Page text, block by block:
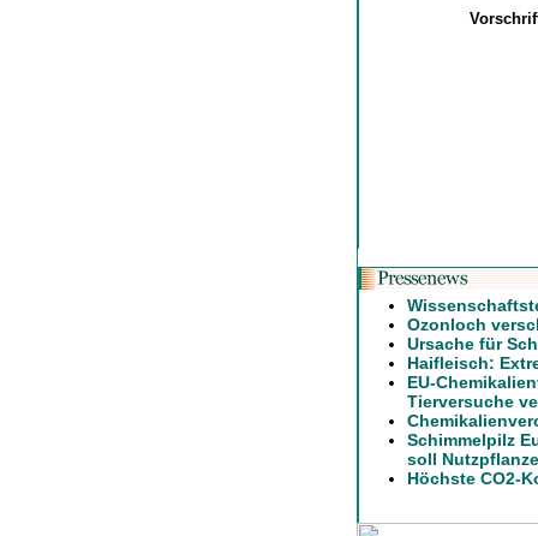
Ozonloch
Ursache für
Haifleisch:
EU-
Tierversuche
Schimmelpilz
soll
Höchste CO2-